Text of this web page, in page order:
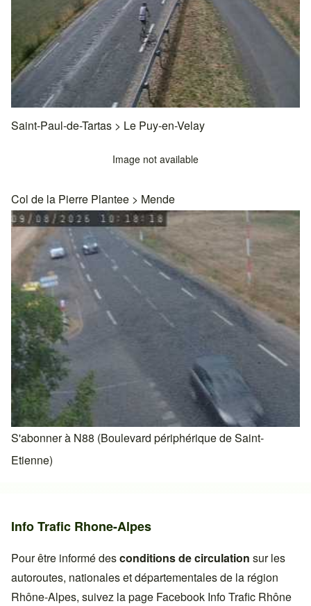
Saint-Paul-de-Tartas > Le Puy-en-Velay
Image not available
Col de la Pierre Plantee > Mende
S'abonner à N88 (Boulevard périphérique de Saint-
Etienne)
Info Trafic Rhone-Alpes
Pour être informé desconditions de circulation sur les
autoroutes, nationales et départementales de la région
Rhône-Alpes, suivez la page Facebook Info Trafic Rhône